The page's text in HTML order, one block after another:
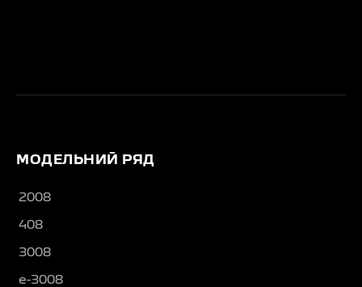
МОДЕЛЬНИЙ РЯД
2008
408
3008
e-3008